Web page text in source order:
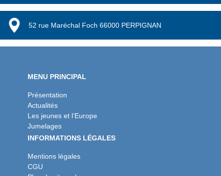
52 rue Maréchal Foch 66000 PERPIGNAN
MENU PRINCIPAL
Présentation
Actualités
Les jeunes et l’Europe
Jumelages
INFORMATIONS LÉGALES
Mentions légales
CGU